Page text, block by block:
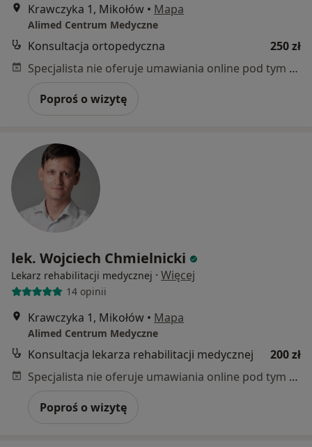
Krawczyka 1, Mikołów • Mapa
Alimed Centrum Medyczne
Konsultacja ortopedyczna
250 zł
Specjalista nie oferuje umawiania online pod tym adresem.
Poproś o wizytę
lek. Wojciech Chmielnicki
Lekarz rehabilitacji medycznej · Więcej
14 opinii
Krawczyka 1, Mikołów • Mapa
Alimed Centrum Medyczne
Konsultacja lekarza rehabilitacji medycznej
200 zł
Specjalista nie oferuje umawiania online pod tym adresem.
Poproś o wizytę